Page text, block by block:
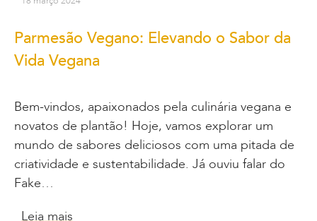
Parmesão Vegano: Elevando o Sabor da
Vida Vegana
Bem-vindos, apaixonados pela culinária vegana e
novatos de plantão! Hoje, vamos explorar um
mundo de sabores deliciosos com uma pitada de
criatividade e sustentabilidade. Já ouviu falar do
Fake…
Leia mais